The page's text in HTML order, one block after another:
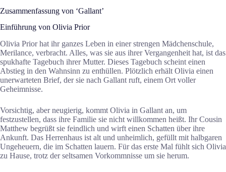
Zusammenfassung von ‘Gallant’
Einführung von Olivia Prior
Olivia Prior hat ihr ganzes Leben in einer strengen Mädchenschule,
Merilance, verbracht. Alles, was sie aus ihrer Vergangenheit hat, ist das
spukhafte Tagebuch ihrer Mutter. Dieses Tagebuch scheint einen
Abstieg in den Wahnsinn zu enthüllen. Plötzlich erhält Olivia einen
unerwarteten Brief, der sie nach Gallant ruft, einem Ort voller
Geheimnisse.
Vorsichtig, aber neugierig, kommt Olivia in Gallant an, um
festzustellen, dass ihre Familie sie nicht willkommen heißt. Ihr Cousin
Matthew begrüßt sie feindlich und wirft einen Schatten über ihre
Ankunft. Das Herrenhaus ist alt und unheimlich, gefüllt mit halbgaren
Ungeheuern, die im Schatten lauern. Für das erste Mal fühlt sich Olivia
zu Hause, trotz der seltsamen Vorkommnisse um sie herum.